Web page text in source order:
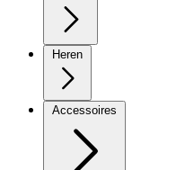
Heren
Accessoires